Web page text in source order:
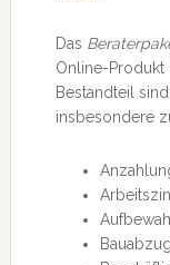
Das
Online-Produkt
Bestandteil
insbesondere